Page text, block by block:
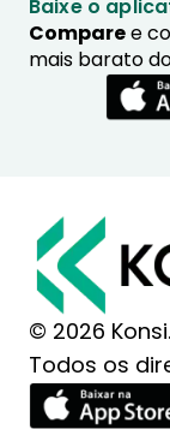
Baixe o
Comparee
mais barato
© 2026 Konsi.
Todos os